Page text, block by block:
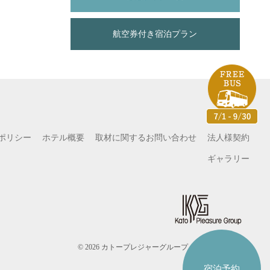
航空券付き宿泊プラン
リシー ホテル概要 取材に関するお問い合わせ 法人様契約
ギャラリー
© 2026 カトープレジャーグループ All Rights Reserved.